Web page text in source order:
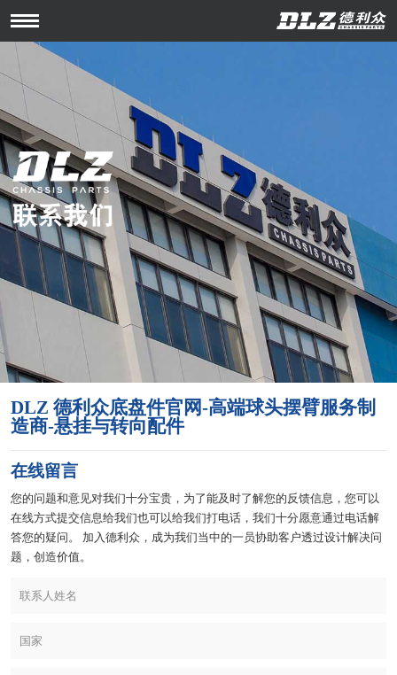
Open
Menu
DLZ 德利众底盘件官网-高端球头摆臂服务制
造商-悬挂与转向配件
在线留言
您的问题和意见对我们十分宝贵，为了能及时了解您的反馈信息，您可以
在线方式提交信息给我们也可以给我们打电话，我们十分愿意通过电话解
答您的疑问。 加入德利众，成为我们当中的一员协助客户透过设计解决问
题，创造价值。